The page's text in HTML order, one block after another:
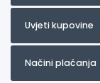
Uvjeti kupovine
Načini plaćanja